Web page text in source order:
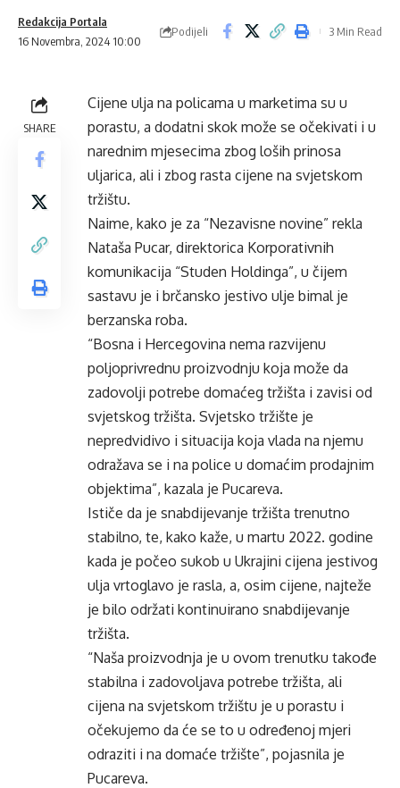
16 Novembra, 2024 10:00
Redakcija Portala
Podijeli 3 Min Read
SHARE
Cijene ulja na policama u marketima su u
porastu, a dodatni skok može se očekivati i u
narednim mjesecima zbog loših prinosa
uljarica, ali i zbog rasta cijene na svjetskom
tržištu.
Naime, kako je za “Nezavisne novine” rekla
Nataša Pucar, direktorica Korporativnih
komunikacija “Studen Holdinga”, u čijem
sastavu je i brčansko jestivo ulje bimal je
berzanska roba.
“Bosna i Hercegovina nema razvijenu
poljoprivrednu proizvodnju koja može da
zadovolji potrebe domaćeg tržišta i zavisi od
svjetskog tržišta. Svjetsko tržište je
nepredvidivo i situacija koja vlada na njemu
odražava se i na police u domaćim prodajnim
objektima”, kazala je Pucareva.
Ističe da je snabdijevanje tržišta trenutno
stabilno, te, kako kaže, u martu 2022. godine
kada je počeo sukob u Ukrajini cijena jestivog
ulja vrtoglavo je rasla, a, osim cijene, najteže
je bilo održati kontinuirano snabdijevanje
tržišta.
“Naša proizvodnja je u ovom trenutku takođe
stabilna i zadovoljava potrebe tržišta, ali
cijena na svjetskom tržištu je u porastu i
očekujemo da će se to u određenoj mjeri
odraziti i na domaće tržište”, pojasnila je
Pucareva.